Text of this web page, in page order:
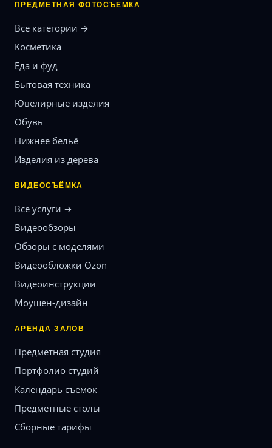
ПРЕДМЕТНАЯ ФОТОСЪЁМКА
Все категории →
Косметика
Еда и фуд
Бытовая техника
Ювелирные изделия
Обувь
Нижнее бельё
Изделия из дерева
ВИДЕОСЪЁМКА
Все услуги →
Видеообзоры
Обзоры с моделями
Видеообложки Ozon
Видеоинструкции
Моушен-дизайн
АРЕНДА ЗАЛОВ
Предметная студия
Портфолио студий
Календарь съёмок
Предметные столы
Сборные тарифы